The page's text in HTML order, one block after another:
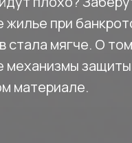
при
стала мягче. О
механизмы
материале.